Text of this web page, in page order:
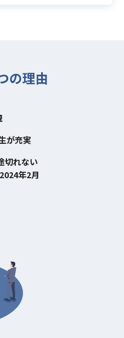
の理由
が充実
切れない
年2月